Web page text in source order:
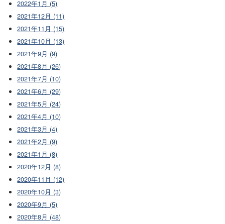
2022年1月 (5)
2021年12月 (11)
2021年11月 (15)
2021年10月 (13)
2021年9月 (9)
2021年8月 (26)
2021年7月 (10)
2021年6月 (29)
2021年5月 (24)
2021年4月 (10)
2021年3月 (4)
2021年2月 (9)
2021年1月 (8)
2020年12月 (8)
2020年11月 (12)
2020年10月 (3)
2020年9月 (5)
2020年8月 (48)